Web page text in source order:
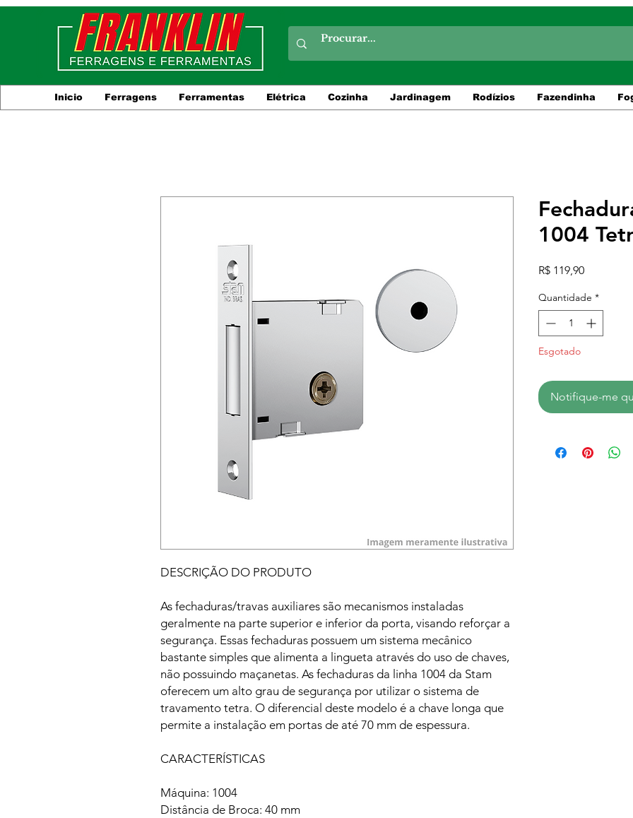
Inicio Ferragens Ferramentas Elétrica Cozinha Jardinagem Rodízios Fazendinha
DESCRIÇÃO DO PRODUTO
As fechaduras/travas auxiliares são mecanismos instaladas
geralmente na parte superior e inferior da porta, visando reforçar a
segurança. Essas fechaduras possuem um sistema mecânico
bastante simples que alimenta a lingueta através do uso de chaves,
não possuindo maçanetas. As fechaduras da linha 1004 da Stam
oferecem um alto grau de segurança por utilizar o sistema de
travamento tetra. O diferencial deste modelo é a chave longa que
permite a instalação em portas de até 70 mm de espessura.
CARACTERÍSTICAS
Máquina: 1004
Distância de Broca: 40 mm
1004
R$ 119,90Preço
Quantidade *
Esgotado
Notifique-me